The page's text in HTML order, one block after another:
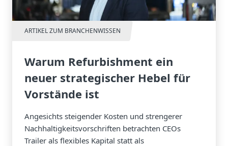
ARTIKEL ZUM BRANCHENWISSEN
Warum Refurbishment ein
neuer strategischer Hebel für
Vorstände ist
Angesichts steigender Kosten und strengerer
Nachhaltigkeitsvorschriften betrachten CEOs
Trailer als flexibles Kapital statt als